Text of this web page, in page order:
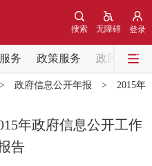
登录
无障碍
搜索
务 政策服务 政民互动
信息 中央部委动态
息 部门动态
政府信息公开年报 > 2015年
年政府信息公开工作
告